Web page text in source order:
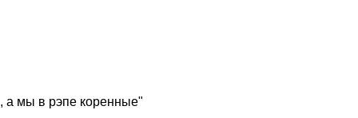
а мы в рэпе коренные"